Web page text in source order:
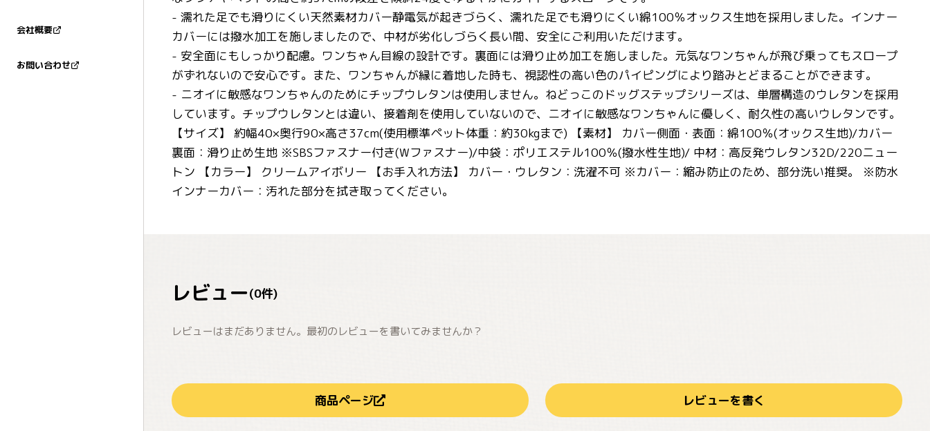
会社概要
お問い合わせ
- 濡れた足でも滑りにくい天然素材カバー静電気が起きづらく、濡れた足でも滑りにくい綿100％オックス生地を採用しました。インナー
カバーには撥水加工を施しましたので、中材が劣化しづらく長い間、安全にご利用いただけます。
- 安全面にもしっかり配慮。ワンちゃん目線の設計です。裏面には滑り止め加工を施しました。元気なワンちゃんが飛び乗ってもスロープ
がずれないので安心です。また、ワンちゃんが縁に着地した時も、視認性の高い色のパイピングにより踏みとどまることができます。
- ニオイに敏感なワンちゃんのためにチップウレタンは使用しません。ねどっこのドッグステップシリーズは、単層構造のウレタンを採用
しています。チップウレタンとは違い、接着剤を使用していないので、ニオイに敏感なワンちゃんに優しく、耐久性の高いウレタンです。
【サイズ】 約幅40×奥行90×高さ37cm(使用標準ペット体重：約30kgまで) 【素材】 カバー側面・表面：綿100％(オックス生地)/カバー
裏面：滑り止め生地 ※SBSファスナー付き(Wファスナー)/中袋：ポリエステル100％(撥水性生地)/ 中材：高反発ウレタン32D/220ニュー
トン 【カラー】 クリームアイボリー 【お手入れ方法】 カバー・ウレタン：洗濯不可 ※カバー：縮み防止のため、部分洗い推奨。 ※防水
インナーカバー：汚れた部分を拭き取ってください。
レビュー(0件)
レビューはまだありません。最初のレビューを書いてみませんか？
商品ページ レビューを書く